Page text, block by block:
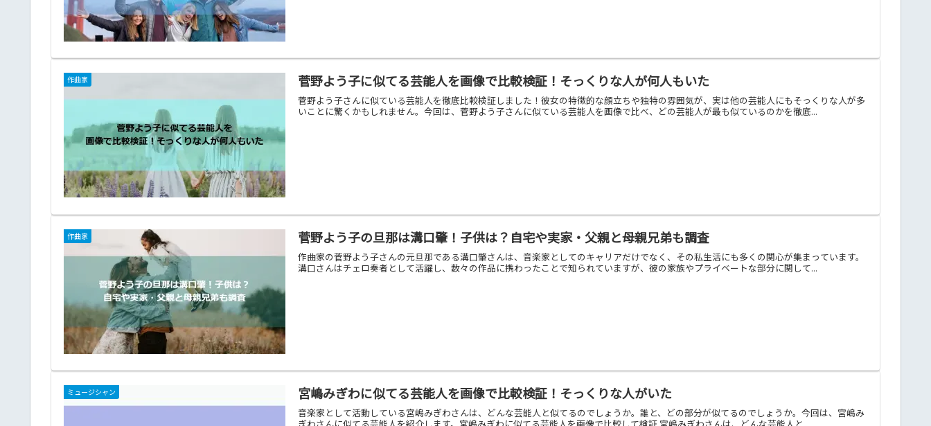
作曲家 菅野よう子に似てる芸能人を画像で比較検証！そっくりな人が何人もいた
菅野よう子さんに似ている芸能人を徹底比較検証しました！彼女の特徴的な顔立ちや独特の雰囲気が、実は他の芸能人にもそっくりな人が多
いことに驚くかもしれません。今回は、菅野よう子さんに似ている芸能人を画像で比べ、どの芸能人が最も似ているのかを徹底...
作曲家 菅野よう子の旦那は溝口肇！子供は？自宅や実家・父親と母親兄弟も調査
作曲家の菅野よう子さんの元旦那である溝口肇さんは、音楽家としてのキャリアだけでなく、その私生活にも多くの関心が集まっています。
溝口さんはチェロ奏者として活躍し、数々の作品に携わったことで知られていますが、彼の家族やプライベートな部分に関して...
ミュージシャン 宮嶋みぎわに似てる芸能人を画像で比較検証！そっくりな人がいた
音楽家として活動している宮嶋みぎわさんは、どんな芸能人と似てるのでしょうか。誰と、どの部分が似てるのでしょうか。今回は、宮嶋み